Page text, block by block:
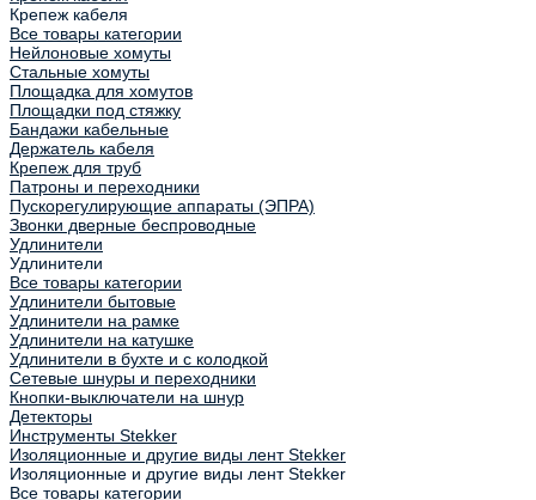
Крепеж кабеля
Все товары категории
Нейлоновые хомуты
Стальные хомуты
Площадка для хомутов
Площадки под стяжку
Бандажи кабельные
Держатель кабеля
Крепеж для труб
Патроны и переходники
Пускорегулирующие аппараты (ЭПРА)
Звонки дверные беспроводные
Удлинители
Удлинители
Все товары категории
Удлинители бытовые
Удлинители на рамке
Удлинители на катушке
Удлинители в бухте и с колодкой
Сетевые шнуры и переходники
Кнопки-выключатели на шнур
Детекторы
Инструменты Stekker
Изоляционные и другие виды лент Stekker
Изоляционные и другие виды лент Stekker
Все товары категории